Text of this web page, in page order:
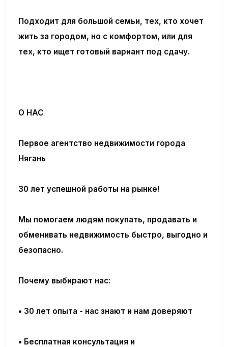
Подходит для большой семьи, тех, кто хочет
жить за городом, но с комфортом, или для
тех, кто ищет готовый вариант под сдачу.
О НАС
Первое агентство недвижимости города
Нягань
30 лет успешной работы на рынке!
Мы помогаем людям покупать, продавать и
обменивать недвижимость быстро, выгодно и
безопасно.
Почему выбирают нас:
• 30 лет опыта - нас знают и нам доверяют
• Бесплатная консультация и